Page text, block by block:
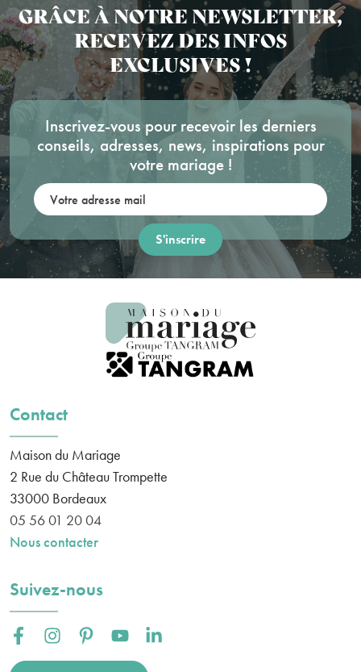
GRÂCE À NOTRE NEWSLETTER,
RECEVEZ DES INFOS
EXCLUSIVES !
Inscrivez-vous pour recevoir les derniers
conseils, adresses, news, inspirations pour
votre mariage !
Contact
Maison du Mariage
2 Rue du Château Trompette
33000 Bordeaux
05 56 01 20 04
Nous contacter
Suivez-nous
Facebook :Instagram :Pinterest :Youtube :Linkedin :